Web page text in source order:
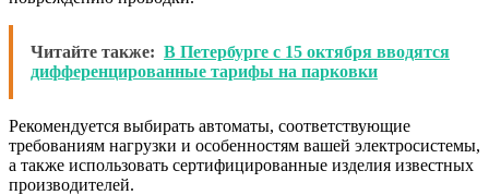
Читайте также: В Петербурге с 15 октября вводятся
дифференцированные тарифы на парковки
Рекомендуется выбирать автоматы, соответствующие
требованиям нагрузки и особенностям вашей электросистемы,
а также использовать сертифицированные изделия известных
производителей.